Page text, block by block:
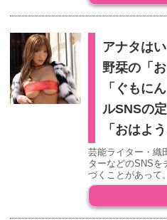
アナタは
野栞の「
「ぐもに
ルSNSの
「おはよう
芸能ライター・
ターなどのSNSを
づくことがあって